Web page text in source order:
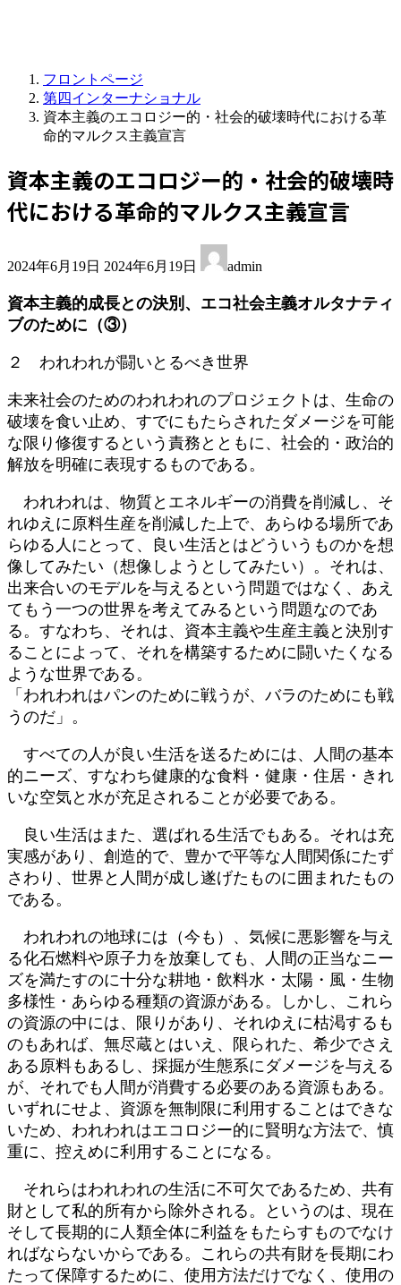
フロントページ
第四インターナショナル
資本主義のエコロジー的・社会的破壊時代における革
命的マルクス主義宣言
資本主義のエコロジー的・社会的破壊時
代における革命的マルクス主義宣言
2024年6月19日 終
新
日
:
2024年6月19日 admin
資本主義的成長との決別、エコ社会主義オルタナティ
ブのために（③）
２ われわれが闘いとるべき世界
未来社会のためのわれわれのプロジェクトは、生命の
破壊を食い止め、すでにもたらされたダメージを可能
な限り修復するという責務とともに、社会的・政治的
解放を明確に表現するものである。
われわれは、物質とエネルギーの消費を削減し、そ
れゆえに原料生産を削減した上で、あらゆる場所であ
らゆる人にとって、良い生活とはどういうものかを想
像してみたい（想像しようとしてみたい）。それは、
出来合いのモデルを与えるという問題ではなく、あえ
てもう一つの世界を考えてみるという問題なのであ
る。すなわち、それは、資本主義や生産主義と決別す
ることによって、それを構築するために闘いたくなる
ような世界である。
「われわれはパンのために戦うが、バラのためにも戦
うのだ」。
すべての人が良い生活を送るためには、人間の基本
的ニーズ、すなわち健康的な食料・健康・住居・きれ
いな空気と水が充足されることが必要である。
良い生活はまた、選ばれる生活でもある。それは充
実感があり、創造的で、豊かで平等な人間関係にたず
さわり、世界と人間が成し遂げたものに囲まれたもの
である。
われわれの地球には（今も）、気候に悪影響を与え
る化石燃料や原子力を放棄しても、人間の正当なニー
ズを満たすのに十分な耕地・飲料水・太陽・風・生物
多様性・あらゆる種類の資源がある。しかし、これら
の資源の中には、限りがあり、それゆえに枯渇するも
のもあれば、無尽蔵とはいえ、限られた、希少でさえ
ある原料もあるし、採掘が生態系にダメージを与える
が、それでも人間が消費する必要のある資源もある。
いずれにせよ、資源を無制限に利用することはできな
いため、われわれはエコロジー的に賢明な方法で、慎
重に、控えめに利用することになる。
それらはわれわれの生活に不可欠であるため、共有
財として私的所有から除外される。というのは、現在
そして長期的に人類全体に利益をもたらすものでなけ
ればならないからである。これらの共有財を長期にわ
たって保障するために、使用方法だけでなく、使用の